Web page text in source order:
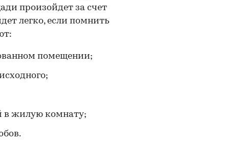
произойдет за счет
легко, если помнить
помещении;
в жилую комнату;